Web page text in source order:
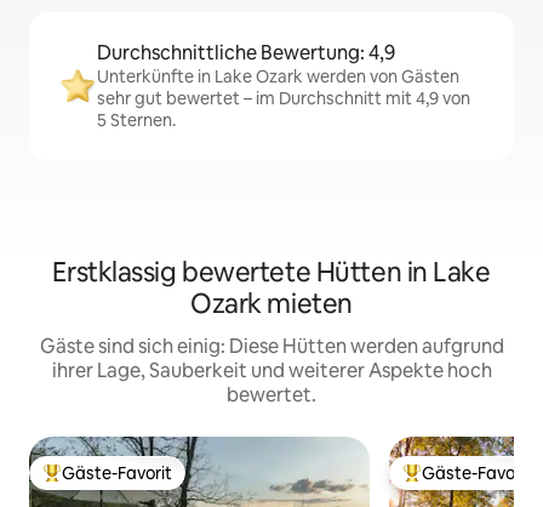
Durchschnittliche Bewertung: 4,9
Unterkünfte in Lake Ozark werden von Gästen
sehr gut bewertet – im Durchschnitt mit 4,9 von
5 Sternen.
Erstklassig bewertete Hütten in Lake
Ozark mieten
Gäste sind sich einig: Diese Hütten werden aufgrund
ihrer Lage, Sauberkeit und weiterer Aspekte hoch
bewertet.
Beliebter Gäste-Favorit.
Gäste-Favorit Beliebter Gäste-
Gäste-Favorit